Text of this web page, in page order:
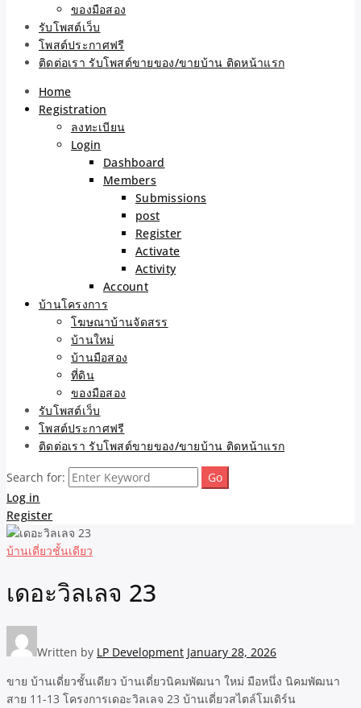
ของมือสอง
รับโพสต์เว็บ
โพสต์ประกาศฟรี
ติดต่อเรา รับโพสต์ขายของ/ขายบ้าน ติดหน้าแรก
Home
Registration
ลงทะเบียน
Login
Dashboard
Members
Submissions
post
Register
Activate
Activity
Account
บ้านโครงการ
โฆษณาบ้านจัดสรร
บ้านใหม่
บ้านมือสอง
ที่ดิน
ของมือสอง
รับโพสต์เว็บ
โพสต์ประกาศฟรี
ติดต่อเรา รับโพสต์ขายของ/ขายบ้าน ติดหน้าแรก
Search for:
Log in
Register
บ้านเดี่ยวชั้นเดียว
เดอะวิลเลจ 23
Written by LP Development January 28, 2026
ขาย บ้านเดี่ยวชั้นเดียว บ้านเดี่ยวนิคมพัฒนา ใหม่ มือหนึ่ง นิคมพัฒนา
สาย 11-13 โครงการเดอะวิลเลจ 23 บ้านเดี่ยวสไตล์โมเดิร์น